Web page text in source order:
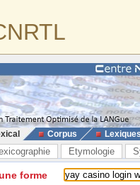
Corpus
Etymologie
forme